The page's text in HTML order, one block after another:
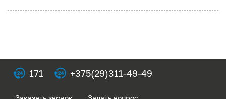
171 +375(29)311-49-49